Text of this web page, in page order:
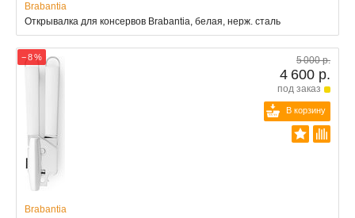
Brabantia
Открывалка для консервов Brabantia, белая, нерж. сталь
− 8 % 5 000 р.
4 600 р.
под заказ
В корзину
Brabantia